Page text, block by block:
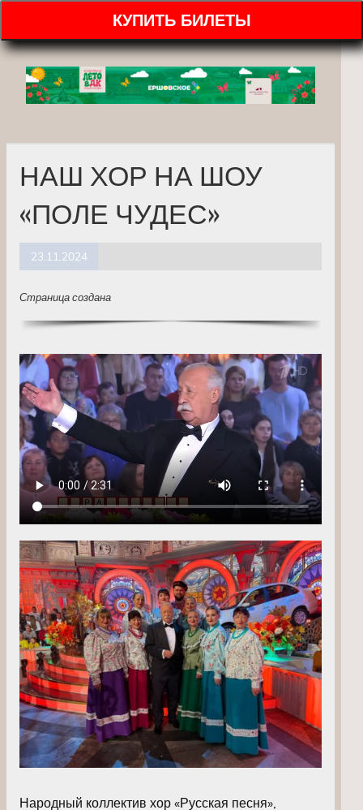
КУПИТЬ БИЛЕТЫ
НАШ ХОР НА ШОУ
«ПОЛЕ ЧУДЕС»
23.11.2024
Страница создана
Народный коллектив хор «Русская песня»,